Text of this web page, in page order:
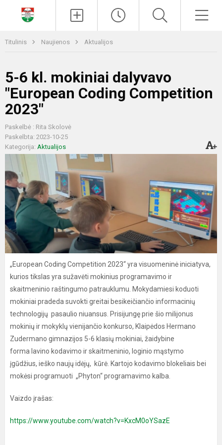
Titulinis Naujienos Aktualijos
5-6 kl. mokiniai dalyvavo
"European Coding Competition
2023"
Paskelbė : Rita Skolovė
Paskelbta: 2023-10-25
Kategorija: Aktualijos
„European Coding Competition 2023“ yra visuomeninė iniciatyva,
kurios tikslas yra sužavėti mokinius programavimo ir
skaitmeninio raštingumo patrauklumu. Mokydamiesi koduoti
mokiniai pradeda suvokti greitai besikeičiančio informacinių
technologijų pasaulio niuansus. Prisijungę prie šio milijonus
mokinių ir mokyklų vienijančio konkurso, Klaipėdos Hermano
Zudermano gimnazijos 5-6 klasių mokiniai, žaidybine
forma lavino kodavimo ir skaitmeninio, loginio mąstymo
įgūdžius, ieško naujų idėjų, kūrė. Kartojo kodavimo blokeliais bei
mokėsi programuoti „Phyton“ programavimo kalba.
Vaizdo įrašas:
https://www.youtube.com/watch?v=KxcM0oYSazE